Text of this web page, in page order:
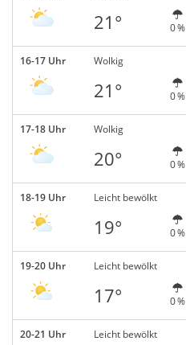
21° 0 %
16-17 Uhr Wolkig
21° 0 %
17-18 Uhr Wolkig
20° 0 %
18-19 Uhr Leicht bewölkt
19° 0 %
19-20 Uhr Leicht bewölkt
17° 0 %
20-21 Uhr Leicht bewölkt